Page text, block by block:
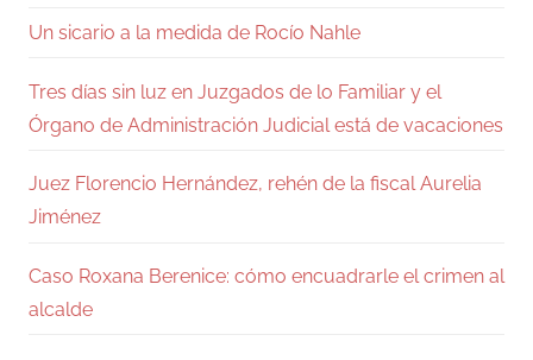
Un sicario a la medida de Rocío Nahle
Tres días sin luz en Juzgados de lo Familiar y el
Órgano de Administración Judicial está de vacaciones
Juez Florencio Hernández, rehén de la fiscal Aurelia
Jiménez
Caso Roxana Berenice: cómo encuadrarle el crimen al
alcalde